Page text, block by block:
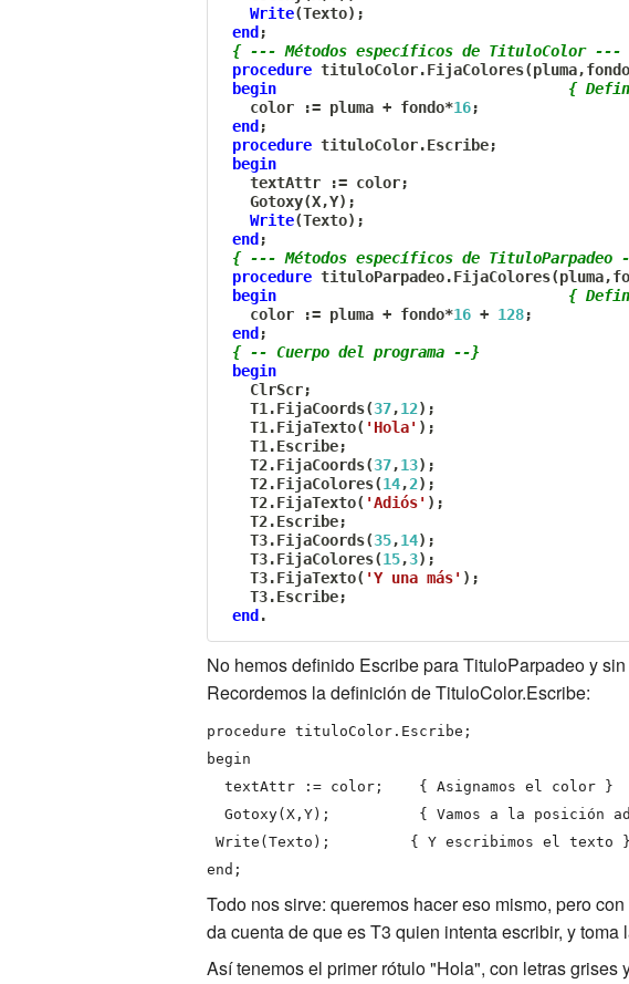
Write(Texto) ;
end;
{ --- Métodos específicos de TituloColor ---
procedure tituloColor.FijaColores(pluma,fondo
begin
{
   color
:= pluma + fondo*16;
end;
procedure tituloColor.Escribe;
begin
   textAttr
:= color;
   Gotoxy
(X,Y) ;
Write(Texto) ;
end;
{ --- Métodos específicos de
procedure tituloParpadeo.FijaColores(pluma,
begin
{
   color
:= pluma + fondo*16 + 128;
end;
{ -- Cuerpo del programa --}
begin
   ClrScr
;
   T1
.FijaCoords(37,12) ;
   T1
.FijaTexto( 'Hola' ) ;
   T1
.Escribe;
   T2
.FijaCoords(37,13) ;
   T2
.FijaColores(14,2) ;
   T2
.FijaTexto( 'Adiós' ) ;
   T2
.Escribe;
   T3
.FijaCoords(35,14) ;
   T3
.FijaColores(15,3) ;
   T3
.FijaTexto( 'Y una más' ) ;
   T3
.Escribe;
end.
No hemos definido Escribe para TituloParpadeo y
Recordemos la definición de TituloColor.Escribe:
procedure tituloColor.Escribe;
begin
textAttr := color; { Asignamos el color }
Gotoxy(X,Y); { Vamos a la posición
Write(Texto); { Y escribimos el texto }
end;
Todo nos sirve: queremos hacer eso mismo, pero
da cuenta de que es T3 quien intenta escribir, y
Así tenemos el primer rótulo "Hola", con letras